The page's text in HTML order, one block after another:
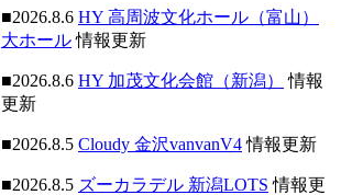
■2026.8.6 HY 高周波文化ホール（富山）
大ホール情報更新
■2026.8.6 HY 加茂文化会館（新潟）
情報
更新
■2026.8.5 Cloudy 金沢vanvanV4情報更新
■2026.8.5 ズーカラデル 新潟LOTS 情報更